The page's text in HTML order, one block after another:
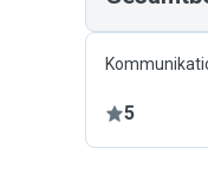
5